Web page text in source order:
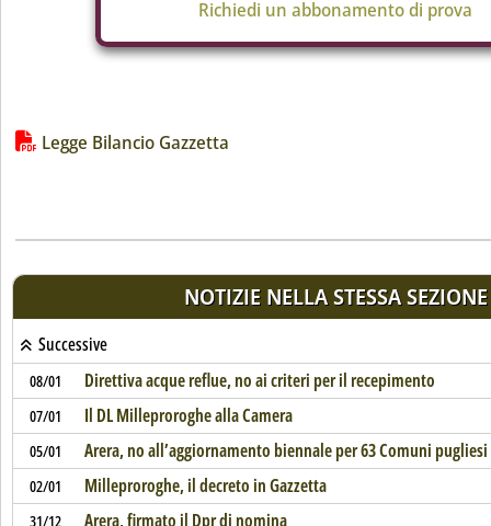
Richiedi un abbonamento di prova
Lista allegati PDF alla notizia
Legge Bilancio Gazzetta
NOTIZIE NELLA STESSA SEZIONE
Successive
08/01 Direttiva acque reflue, no ai criteri per il recepimento
07/01 Il DL Milleproroghe alla Camera
05/01 Arera, no all’aggiornamento biennale per 63 Comuni pugliesi
02/01 Milleproroghe, il decreto in Gazzetta
31/12 Arera, firmato il Dpr di nomina